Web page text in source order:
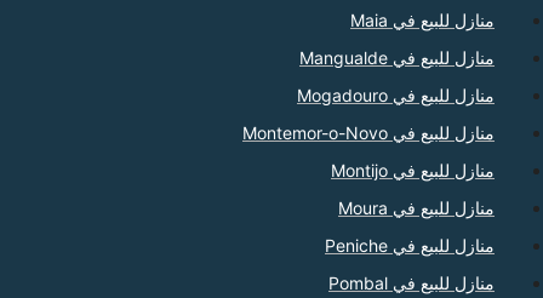
منازل للبيع في Maia
منازل للبيع في Mangualde
منازل للبيع في Mogadouro
منازل للبيع في Montemor-o-Novo
منازل للبيع في Montijo
منازل للبيع في Moura
منازل للبيع في Peniche
منازل للبيع في Pombal